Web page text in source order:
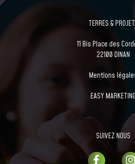
TERRES &
11 Bis Place des
22100 DINAN
Mentions
EASY MARKETING
SUIVEZ NOUS